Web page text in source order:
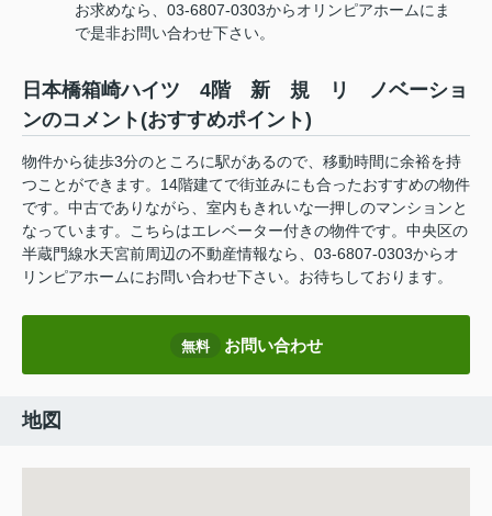
お求めなら、03-6807-0303からオリンピアホームにま
で是非お問い合わせ下さい。
日本橋箱崎ハイツ 4階 新 規 リ ノベーショ
ンのコメント(おすすめポイント)
物件から徒歩3分のところに駅があるので、移動時間に余裕を持
つことができます。14階建てで街並みにも合ったおすすめの物件
です。中古でありながら、室内もきれいな一押しのマンションと
なっています。こちらはエレベーター付きの物件です。中央区の
半蔵門線水天宮前周辺の不動産情報なら、03-6807-0303からオ
リンピアホームにお問い合わせ下さい。お待ちしております。
無料 お問い合わせ
地図